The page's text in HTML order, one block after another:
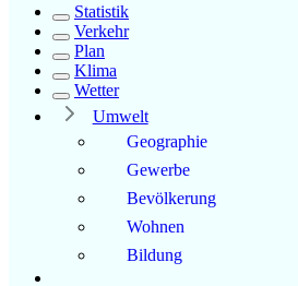
Statistik
Verkehr
Plan
Klima
Wetter
Umwelt
Geographie
Gewerbe
Bevölkerung
Wohnen
Bildung